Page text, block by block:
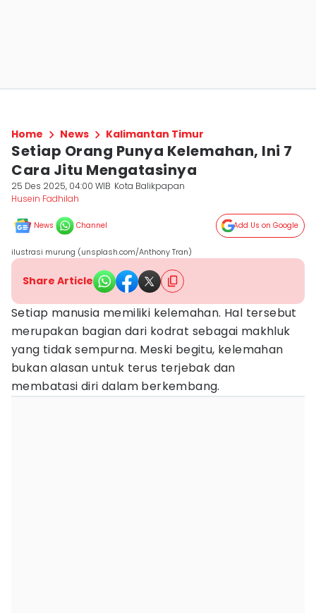
Home News Kalimantan Timur
Setiap Orang Punya Kelemahan, Ini 7
Cara Jitu Mengatasinya
25 Des 2025, 04:00 WIB Kota Balikpapan
Husein Fadhilah
News Channel Add Us on Google
ilustrasi murung (unsplash.com/Anthony Tran)
Share Article
Setiap manusia memiliki kelemahan. Hal tersebut
merupakan bagian dari kodrat sebagai makhluk
yang tidak sempurna. Meski begitu, kelemahan
bukan alasan untuk terus terjebak dan
membatasi diri dalam berkembang.